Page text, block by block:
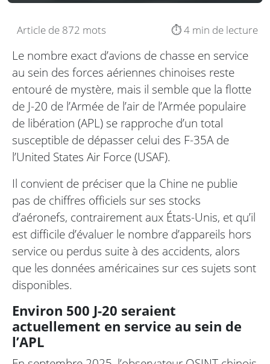
Article de 872 mots ⏱️ 4 min de lecture
Le nombre exact d’avions de chasse en service
au sein des forces aériennes chinoises reste
entouré de mystère, mais il semble que la flotte
de J-20 de l’Armée de l’air de l’Armée populaire
de libération (APL) se rapproche d’un total
susceptible de dépasser celui des F-35A de
l’United States Air Force (USAF).
Il convient de préciser que la Chine ne publie
pas de chiffres officiels sur ses stocks
d’aéronefs, contrairement aux États-Unis, et qu’il
est difficile d’évaluer le nombre d’appareils hors
service ou perdus suite à des accidents, alors
que les données américaines sur ces sujets sont
disponibles.
Environ 500 J-20 seraient
actuellement en service au sein de
l’APL